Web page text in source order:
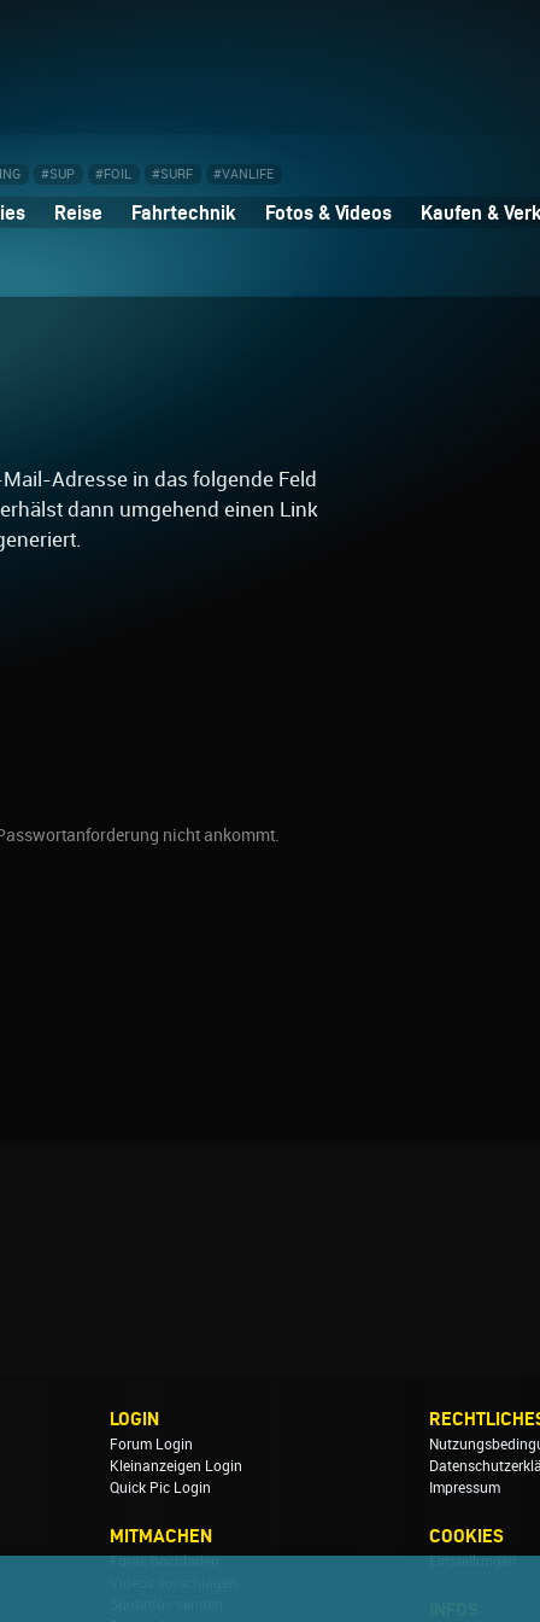
#SUP #FOIL #SURF #VANLIFE
Reise Fahrtechnik Fotos & Videos Kaufen &
Adresse in das folgende Feld
dann umgehend einen Link
nicht ankommt.
LOGIN
Forum Login
Kleinanzeigen Login
Quick Pic Login
MITMACHEN
Impressum
COOKIES